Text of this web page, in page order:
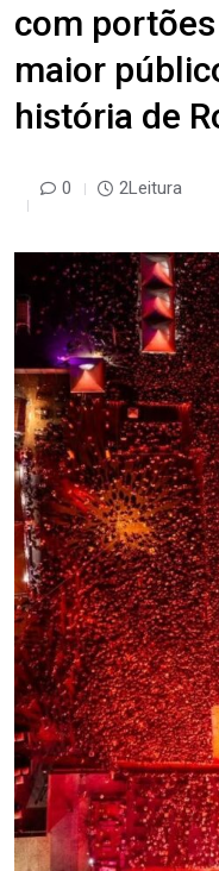
com
maior
história de
0 2Leitura